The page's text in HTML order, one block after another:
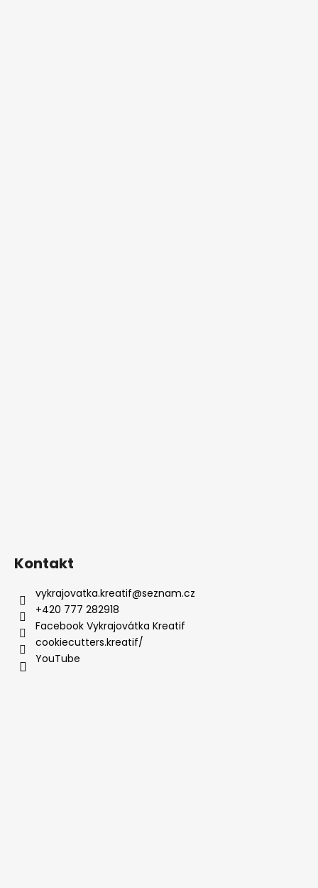
Kontakt
vykrajovatka.kreatif@seznam.cz
+420 777 282918
Facebook Vykrajovátka Kreatif
cookiecutters.kreatif/
YouTube